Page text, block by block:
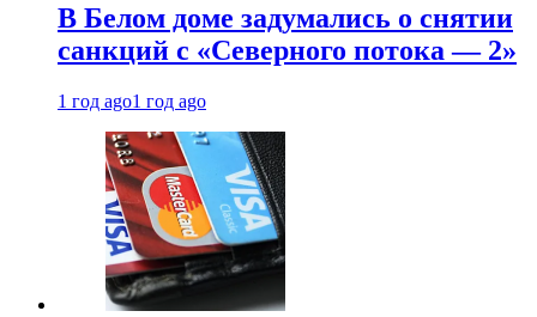
В Белом доме задумались о снятии
санкций с «Северного потока — 2»
1 год ago1 год ago